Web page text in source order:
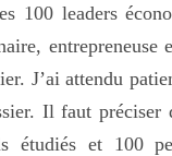
100 leaders
J’ai attendu
Il faut préciser
et 100